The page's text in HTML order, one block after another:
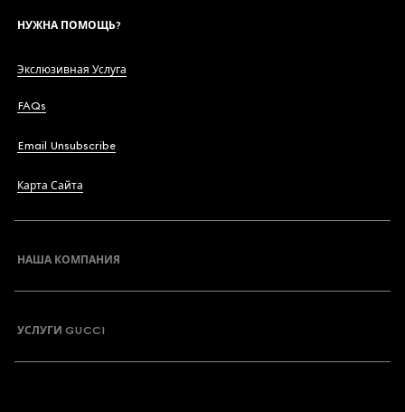
НУЖНА ПОМОЩЬ?
Экслюзивная Услуга
FAQs
Email Unsubscribe
Карта Сайта
НАША КОМПАНИЯ
УСЛУГИ GUCCI